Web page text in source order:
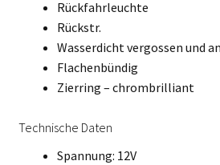
Rückfahrleuchte
Rückstr.
Wasserdicht vergossen und
Flachenbündig
Zierring – chrombrilliant
Technische Daten
Spannung: 12V